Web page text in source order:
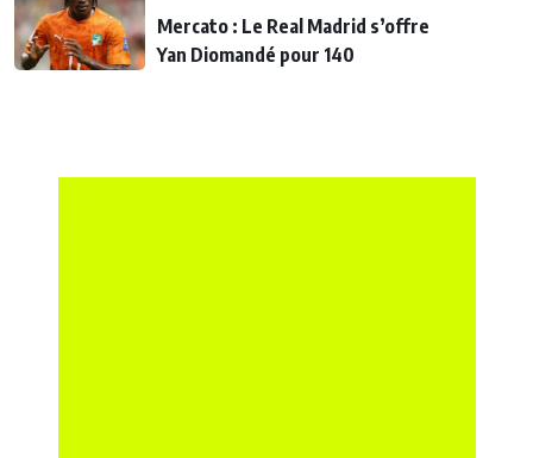
Mercato : Le Real Madrid s’offre
Yan Diomandé pour 140